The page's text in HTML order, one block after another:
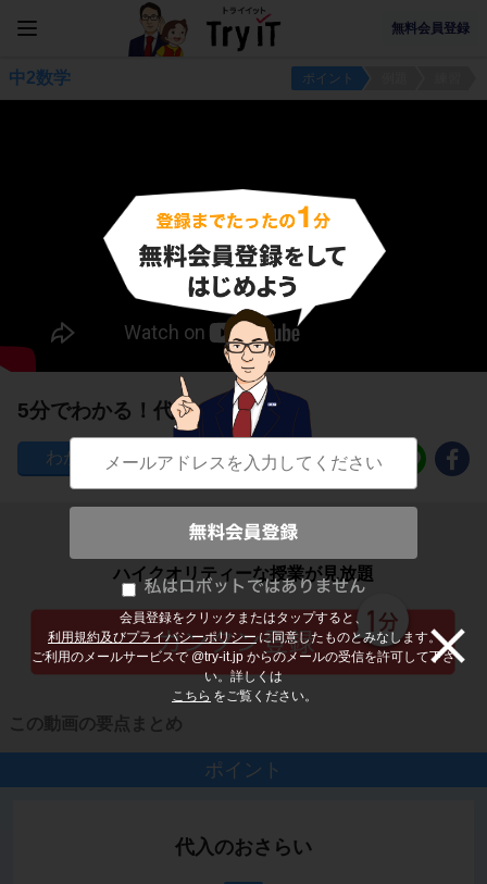
無料会員登録
会員登録をクリックまたはタップすると、
利用規約及びプライバシーポリシー に同意したものとみなします。
ご利用のメールサービスで @try-it.jp からのメールの受信を許可して下さ
い。詳しくは
こちら をご覧ください。
中2数学 ポイント
5分でわかる！代入の計算
246
子どもの勉強から大人の学び直しまで
ハイクオリティーな授業が見放題
この動画の要点まとめ
ポイント
代入のおさらい